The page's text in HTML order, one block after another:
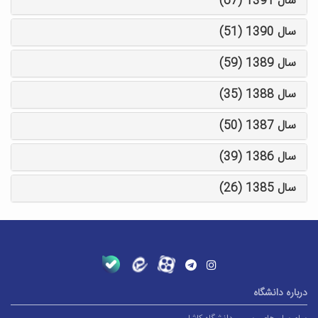
سال 1390 (51)
سال 1389 (59)
سال 1388 (35)
سال 1387 (50)
سال 1386 (39)
سال 1385 (26)
درباره دانشگاه